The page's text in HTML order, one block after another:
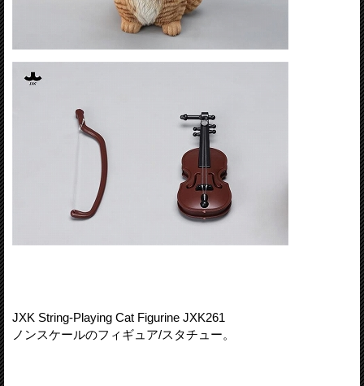
JXK String-Playing Cat Figurine JXK261
ノンスケールのフィギュア/スタチュー。